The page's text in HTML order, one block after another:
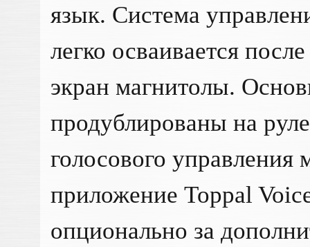
язык. Система
легко осваивается
экран магнитолы.
продублированы на
голосового управления
приложение Toppal
опционально за